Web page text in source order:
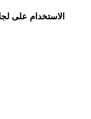
الاستخدام على